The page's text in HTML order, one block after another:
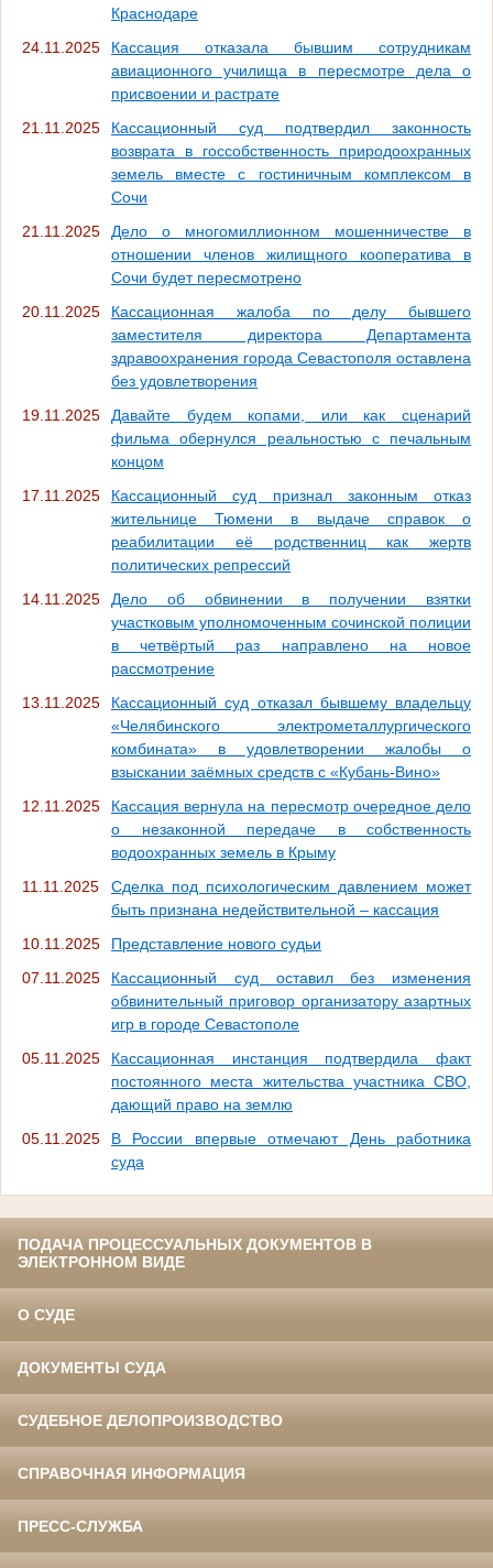
Краснодаре
24.11.2025
Кассация отказала бывшим сотрудникам
авиационного училища в пересмотре дела о
присвоении и растрате
21.11.2025
Кассационный суд подтвердил законность
возврата в госсобственность природоохранных
земель вместе с гостиничным комплексом в
Сочи
21.11.2025
Дело о многомиллионном мошенничестве в
отношении членов жилищного кооператива в
Сочи будет пересмотрено
20.11.2025
Кассационная жалоба по делу бывшего
заместителя директора Департамента
здравоохранения города Севастополя оставлена
без удовлетворения
19.11.2025
Давайте будем копами, или как сценарий
фильма обернулся реальностью с печальным
концом
17.11.2025
Кассационный суд признал законным отказ
жительнице Тюмени в выдаче справок о
реабилитации её родственниц как жертв
политических репрессий
14.11.2025
Дело об обвинении в получении взятки
участковым уполномоченным сочинской полиции
в четвёртый раз направлено на новое
рассмотрение
13.11.2025
Кассационный суд отказал бывшему владельцу
«Челябинского электрометаллургического
комбината» в удовлетворении жалобы о
взыскании заёмных средств с «Кубань-Вино»
12.11.2025
Кассация вернула на пересмотр очередное дело
о незаконной передаче в собственность
водоохранных земель в Крыму
11.11.2025
Сделка под психологическим давлением может
быть признана недействительной – кассация
10.11.2025
Представление нового судьи
07.11.2025
Кассационный суд оставил без изменения
обвинительный приговор организатору азартных
игр в городе Севастополе
05.11.2025
Кассационная инстанция подтвердила факт
постоянного места жительства участника СВО,
дающий право на землю
05.11.2025
В России впервые отмечают День работника
суда
ПОДАЧА ПРОЦЕССУАЛЬНЫХ ДОКУМЕНТОВ В
ЭЛЕКТРОННОМ ВИДЕ
О СУДЕ
ДОКУМЕНТЫ СУДА
СУДЕБНОЕ ДЕЛОПРОИЗВОДСТВО
СПРАВОЧНАЯ ИНФОРМАЦИЯ
ПРЕСС-СЛУЖБА